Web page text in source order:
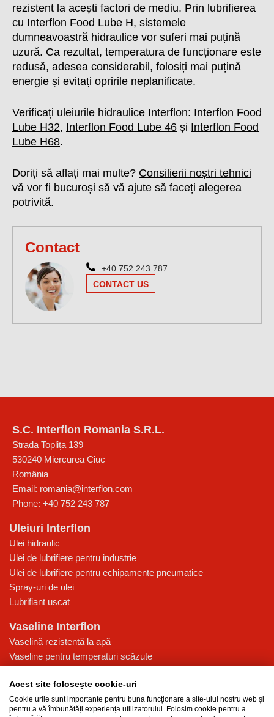
rezistent la acești factori de mediu. Prin lubrifierea
cu Interflon Food Lube H, sistemele
dumneavoastră hidraulice vor suferi mai puțină
uzură. Ca rezultat, temperatura de funcționare este
redusă, adesea considerabil, folosiți mai puțină
energie și evitați opririle neplanificate.
Verificați uleiurile hidraulice Interflon: Interflon Food
Lube H32, Interflon Food Lube 46 și Interflon Food
Lube H68.
Doriți să aflați mai multe? Consilierii noștri tehnici
vă vor fi bucuroși să vă ajute să faceți alegerea
potrivită.
Contact
+40 752 243 787
CONTACT US
S.C. Interflon Romania S.R.L.
Strada Toplița 139
530240 Miercurea Ciuc
România
Email: romania@interflon.com
Phone: +40 752 243 787
Uleiuri Interflon
Ulei hidraulic
Ulei de lubrifiere pentru industrie
Ulei de lubrifiere pentru echipamente pneumatice
Spray-uri de ulei
Lubrifiant uscat
Vaseline Interflon
Vaselină rezistentă la apă
Vaseline pentru temperaturi scăzute
Vaselină multi-funcțională pentru lubrifiere
Baza de cunoștințe
Acest site folosește cookie-uri
Cookie urile sunt importante pentru buna funcționare a site-ului nostru web și
pentru a vă îmbunătăți experiența utilizatorului. Folosim cookie pentru a